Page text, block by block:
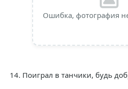
Ошибка, фотография
14. Поиграл в танчики, будь